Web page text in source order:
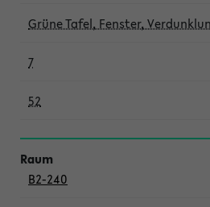
Grüne Tafel, Fenster,
7
52
B2-240